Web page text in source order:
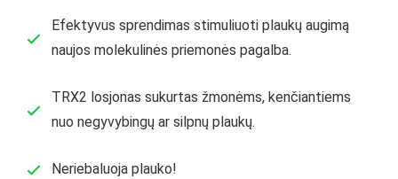
Efektyvus sprendimas stimuliuoti plaukų augimą
naujos molekulinės priemonės pagalba.
TRX2 losjonas sukurtas žmonėms, kenčiantiems
nuo negyvybingų ar silpnų plaukų.
Neriebaluoja plauko!